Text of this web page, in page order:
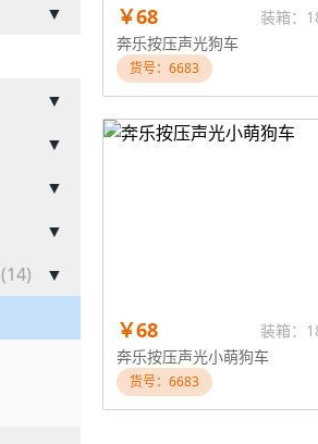
▼
▼
▼
▼
▼
(14)
▼
￥68
装箱：
奔乐按压声光狗车
货号：6683
￥68
装箱：
奔乐按压声光小萌狗车
货号：6683